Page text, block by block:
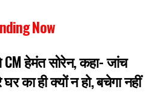
Now
CM हेमंत सोरेन, कहा- जांच
का ही क्यों न हो, बचेगा नहीं